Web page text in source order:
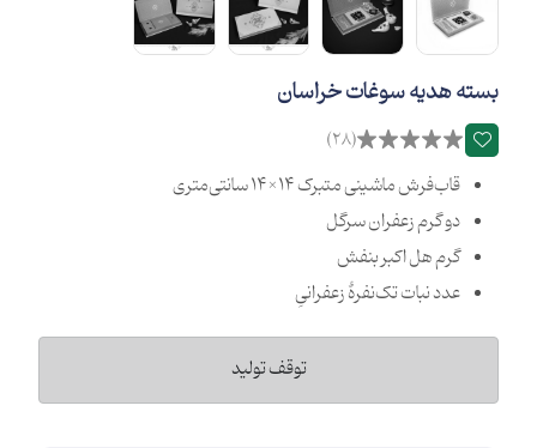
بسته هدیه سوغات خراسان
(28)
قاب‌فرش ماشینی متبرک 14×14 سانتی‌متری
دو گرم زعفران سرگل
گرم هل اکبر بنفش
عدد نبات تک‌نفرۀ زعفرانیِ
توقف تولید